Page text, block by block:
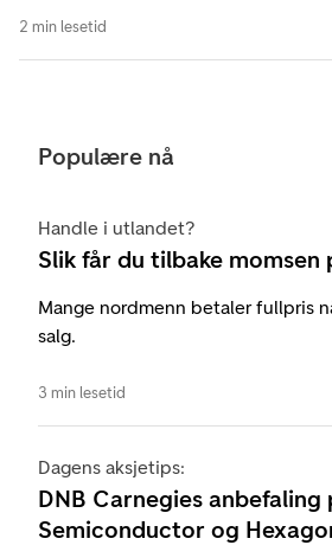
2 min lesetid
Populære nå
Handle i utlandet?
Slik får du tilbake momsen
Mange nordmenn betaler fullpris
salg.
3 min lesetid
Dagens aksjetips:
DNB Carnegies anbefaling
Semiconductor og